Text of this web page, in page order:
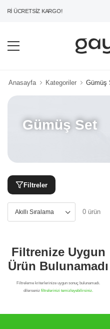
ÜCRETSİZ KARGO!
Anasayfa Kategoriler Gümüş
Gümüş Set
Filtreler
0 ürün